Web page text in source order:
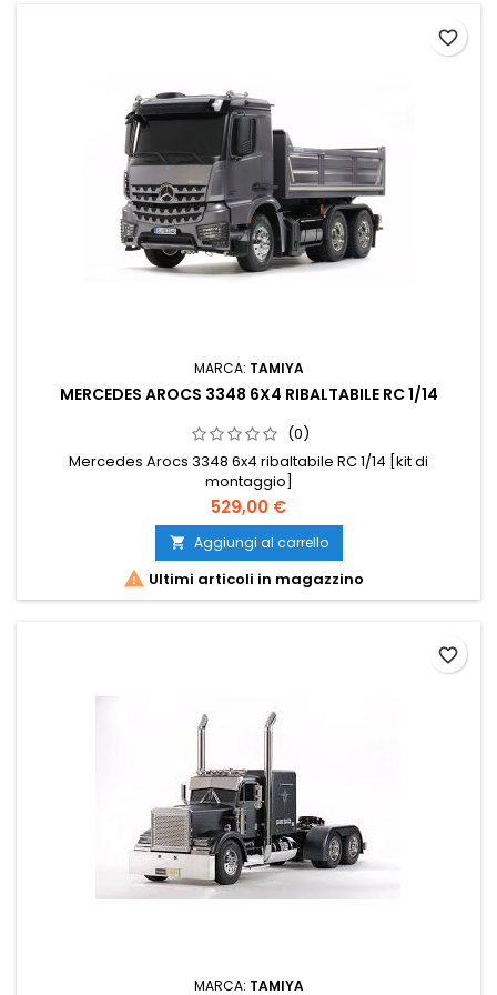
MARCA: TAMIYA
MERCEDES AROCS 3348 6X4 RIBALTABILE RC 1/14
(0)
Mercedes Arocs 3348 6x4 ribaltabile RC 1/14 [kit di
montaggio]
529,00 €
 Aggiungi al carrello
 Ultimi articoli in magazzino
favorite_border
MARCA: TAMIYA
favorite_border